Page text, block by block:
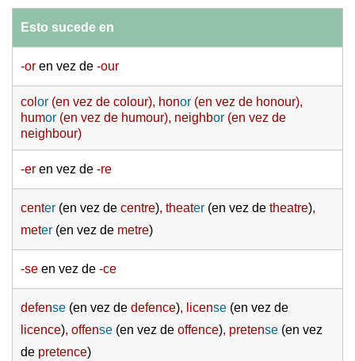
Esto sucede en
-or en vez de -our
col or (en vez de colour), honor (en vez de honour),
humor (en vez de humour), neighbor (en vez de
neighbour)
-er en vez de -re
center (en vez de centre), theater (en vez de theatre),
meter (en vez de metre)
-se en vez de -ce
defense (en vez de defence), license (en vez de
licence), offense (en vez de offence), pretense (en vez
de pretence)